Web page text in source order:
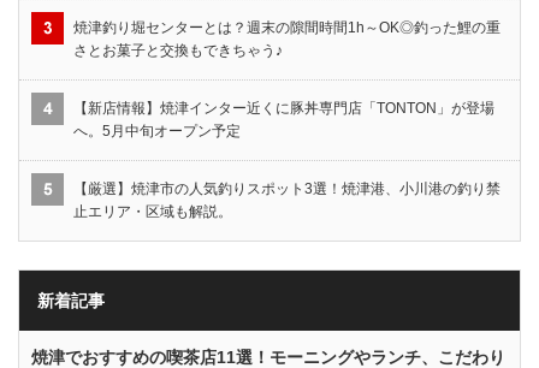
焼津釣り堀センターとは？週末の隙間時間1h～OK◎釣った鯉の重
さとお菓子と交換もできちゃう♪
【新店情報】焼津インター近くに豚丼専門店「TONTON」が登場
へ。5月中旬オープン予定
【厳選】焼津市の人気釣りスポット3選！焼津港、小川港の釣り禁
止エリア・区域も解説。
新着記事
焼津でおすすめの喫茶店11選！モーニングやランチ、こだわり